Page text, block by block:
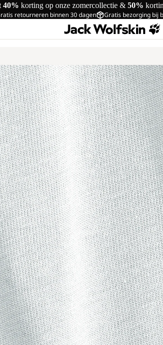
40% korting op onze zomercollectie & 50%
retourneren binnen 30 dagen Gratis bezorging bij